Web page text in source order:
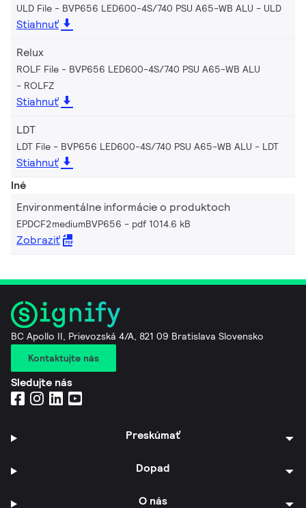
ULD File - BVP656 LED600-4S/740 PSU A65-WB ALU ULD
Stiahnuť
Relux
ROLF File - BVP656 LED600-4S/740 PSU A65-WB ALU
ROLFZ
Stiahnuť
LDT
LDT File - BVP656 LED600-4S/740 PSU A65-WB ALU LDT
Stiahnuť
Iné
Environmentálne informácie o produktoch
EPDCF2mediumBVP656 pdf 1014.6 kB
Zobraziť
BC Apollo II, Prievozská 4/A, 821 09 Bratislava Slovensko
Kontaktujte nás
Sledujte nás
Preskúmať
Dopad
O nás